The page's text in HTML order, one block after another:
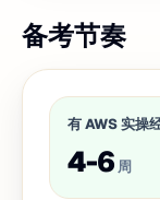
备考节奏
有 AWS 实操
4-6 周